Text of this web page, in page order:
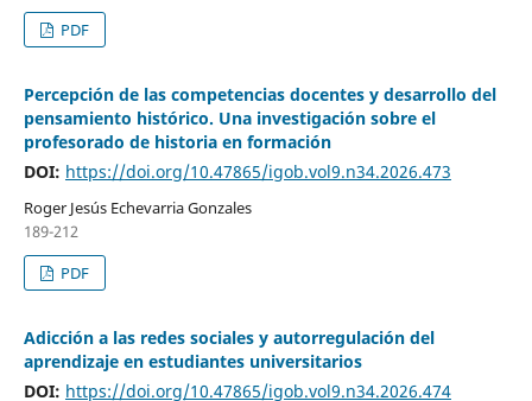
PDF
Percepción de las competencias docentes y desarrollo del
pensamiento histórico. Una investigación sobre el
profesorado de historia en formación
DOI: https://doi.org/10.47865/igob.vol9.n34.2026.473
Roger Jesús Echevarria Gonzales
189-212
PDF
Adicción a las redes sociales y autorregulación del
aprendizaje en estudiantes universitarios
DOI: https://doi.org/10.47865/igob.vol9.n34.2026.474